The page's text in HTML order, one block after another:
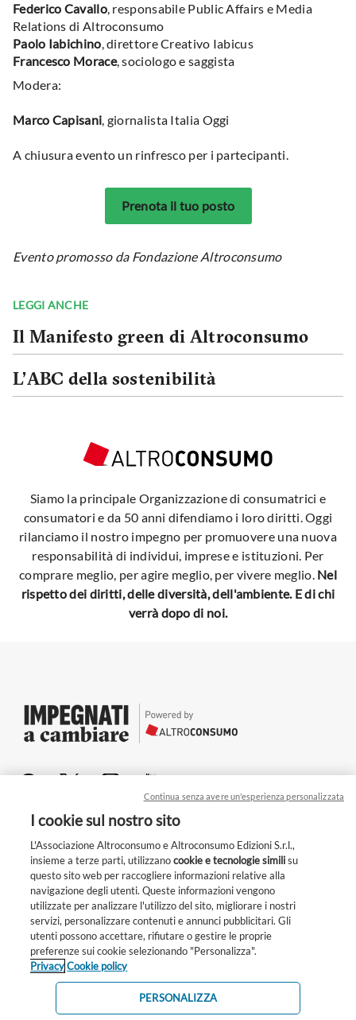
Federico Cavallo, responsabile Public Affairs e Media
Relations di Altroconsumo
Paolo Iabichino, direttore Creativo Iabicus
Francesco Morace, sociologo e saggista
Modera:
Marco Capisani, giornalista Italia Oggi
A chiusura evento un rinfresco per i partecipanti.
Prenota il tuo posto
Evento promosso da Fondazione Altroconsumo
LEGGI ANCHE
Il Manifesto green di Altroconsumo
L’ABC della sostenibilità
Unisciti a noi!
Ogni giorno scegliamo: cosa comprare, come
muoverci, cosa mangiare. Piccoli gesti che possono
fare la differenza. Con Impegnati a cambiare stiamo
costruendo una community attiva e attenta a scelte
Siamo la principale Organizzazione di consumatrici e
consumatori e da 50 anni difendiamo i loro diritti. Oggi
rilanciamo il nostro impegno per promuovere una nuova
responsabilità di individui, imprese e istituzioni. Per
comprare meglio, per agire meglio, per vivere meglio. Nel
rispetto dei diritti, delle diversità, dell'ambiente. E di chi
verrà dopo di noi.
Chi siamo
Per le aziende
Privacy
Cookie
Condizioni generali
Whistleblowing
Altroconsumo Edizioni s.r.l.
Partita IVA 12581280158
Altroconsumo Associazione indipendente di consumatori
I cookie sul nostro sito
L'Associazione Altroconsumo e Altroconsumo Edizioni S.r.l.,
insieme a terze parti, utilizzanocookie e tecnologie similisu
questo sito web per raccogliere informazioni relative alla
navigazione degli utenti. Queste informazioni vengono
utilizzate per analizzare l'utilizzo del sito, migliorare i nostri
servizi, personalizzare contenuti e annunci pubblicitari. Gli
utenti possono accettare, rifiutare o gestire le proprie
preferenze sui cookie selezionando "Personalizza".
Privacy Cookie policy
PERSONALIZZA
Continua senza avere un'esperienza personalizzata